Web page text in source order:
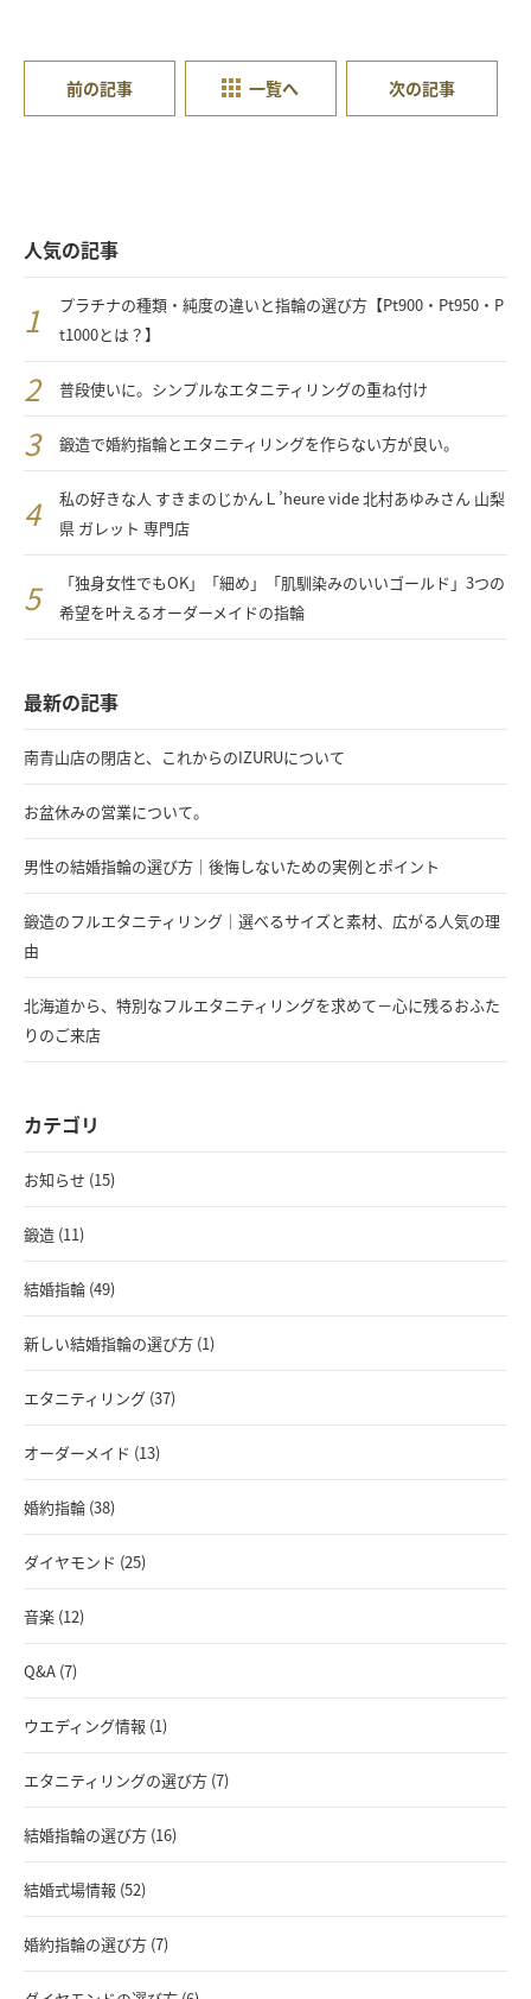
前の記事 一覧へ 次の記事
人気の記事
プラチナの種類・純度の違いと指輪の選び方【Pt900・Pt950・P
t1000とは？】
普段使いに。シンプルなエタニティリングの重ね付け
鍛造で婚約指輪とエタニティリングを作らない方が良い。
私の好きな人 すきまのじかんＬ’heure vide 北村あゆみさん 山梨
県 ガレット 専門店
「独身女性でもOK」「細め」「肌馴染みのいいゴールド」3つの
希望を叶えるオーダーメイドの指輪
最新の記事
南青山店の閉店と、これからのIZURUについて
お盆休みの営業について。
男性の結婚指輪の選び方｜後悔しないための実例とポイント
鍛造のフルエタニティリング｜選べるサイズと素材、広がる人気の理
由
北海道から、特別なフルエタニティリングを求めて－心に残るおふた
りのご来店
カテゴリ
お知らせ (15)
鍛造 (11)
結婚指輪 (49)
新しい結婚指輪の選び方 (1)
エタニティリング (37)
オーダーメイド (13)
婚約指輪 (38)
ダイヤモンド (25)
音楽 (12)
Q&A (7)
ウエディング情報 (1)
エタニティリングの選び方 (7)
結婚指輪の選び方 (16)
結婚式場情報 (52)
婚約指輪の選び方 (7)